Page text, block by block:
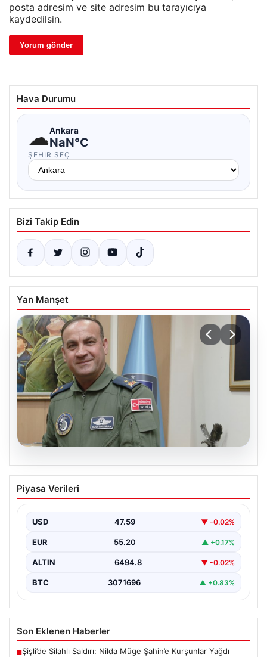
posta adresim ve site adresim bu tarayıcıya
kaydedilsin.
Hava Durumu
☁Ankara
NaN°C
ŞEHIR SEÇ
Bizi Takip Edin
Yan Manşet
04.08.2026
Rafet Dalkıran kimdir? Yeni Hava
Kuvvetleri Komutanı Rafet Dalkıran’ın
Piyasa Verileri
USD 47.59 ▼ -0.02%
EUR 55.20 ▲ +0.17%
ALTIN 6494.8 ▼ -0.02%
BTC 3071696 ▲ +0.83%
Son Eklenen Haberler
■Şişli’de Silahlı Saldırı: Nilda Müge Şahin’e Kurşunlar Yağdı